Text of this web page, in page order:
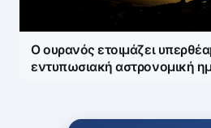
Ο ουρανός ετοιμάζει
εντυπωσιακή αστρονομική